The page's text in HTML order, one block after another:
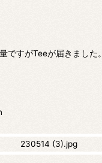
ですがTeeが届きました。